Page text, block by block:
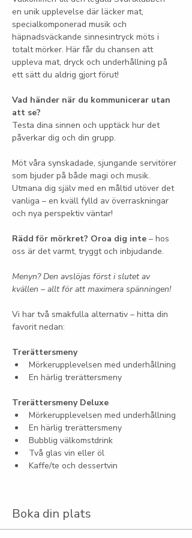
en unik upplevelse där läcker mat,
specialkomponerad musik och
häpnadsväckande sinnesintryck möts i
totalt mörker. Här får du chansen att
uppleva mat, dryck och underhållning på
ett sätt du aldrig gjort förut!
Vad händer när du kommunicerar utan
att se?
Testa dina sinnen och upptäck hur det
påverkar dig och din grupp.
Möt våra synskadade, sjungande servitörer
som bjuder på både magi och musik.
Utmana dig själv med en måltid utöver det
vanliga – en kväll fylld av överraskningar
och nya perspektiv väntar!
Rädd för mörkret? Oroa dig inte – hos
oss är det varmt, tryggt och inbjudande.
Menyn? Den avslöjas först i slutet av
kvällen – allt för att maximera spänningen!
Vi har två smakfulla alternativ – hitta din
favorit nedan:
Trerättersmeny
Mörkerupplevelsen med underhållning
En härlig trerättersmeny
Trerättersmeny Deluxe
Mörkerupplevelsen med underhållning
En härlig trerättersmeny
Bubblig välkomstdrink
Två glas vin eller öl
Kaffe/te och dessertvin
Boka din plats